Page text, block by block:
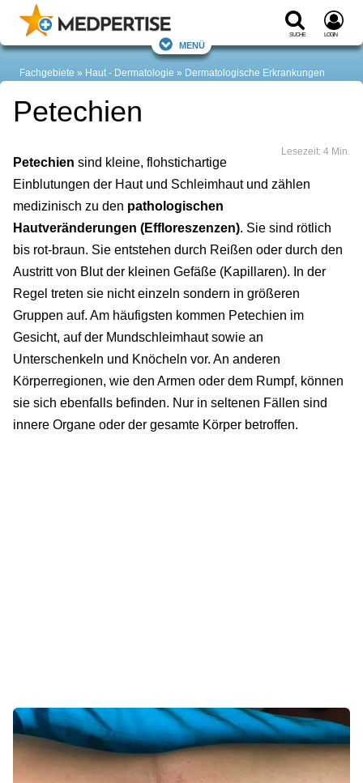
Suche Login
Menü
Fachgebiete Haut - Dermatologie Dermatologische Erkrankungen
Petechien
Lesezeit: 4 Min.
Petechien sind kleine, flohstichartige
Einblutungen der Haut und Schleimhaut und zählen
medizinisch zu den pathologischen
Hautveränderungen (Effloreszenzen). Sie sind rötlich
bis rot-braun. Sie entstehen durch Reißen oder durch den
Austritt von Blut der kleinen Gefäße (Kapillaren). In der
Regel treten sie nicht einzeln sondern in größeren
Gruppen auf. Am häufigsten kommen Petechien im
Gesicht, auf der Mundschleimhaut sowie an
Unterschenkeln und Knöcheln vor. An anderen
Körperregionen, wie den Armen oder dem Rumpf, können
sie sich ebenfalls befinden. Nur in seltenen Fällen sind
innere Organe oder der gesamte Körper betroffen.